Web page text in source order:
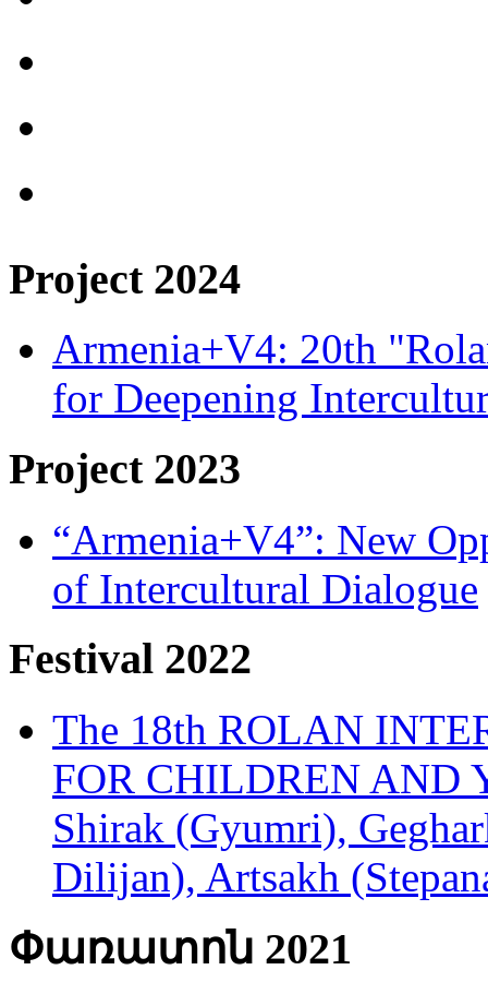
Project 2024
Armenia+V4: 20th
for Deepening
Project 2023
“Armenia+V4”: New
of Intercultural Dialogue
Festival 2022
The 18th ROLAN
FOR CHILDREN AND
Shirak (Gyumri),
Dilijan), Artsakh
Փառատոն 2021